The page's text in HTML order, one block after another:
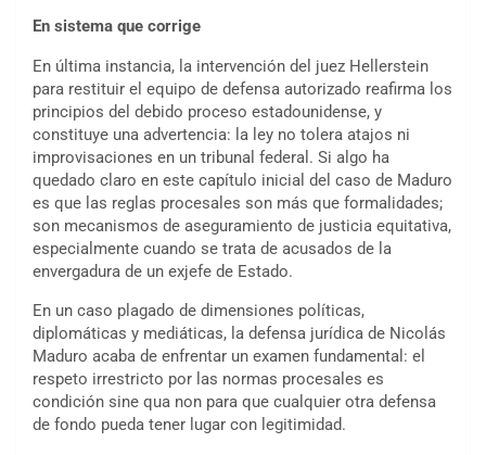
En sistema que corrige
En última instancia, la intervención del juez Hellerstein
para restituir el equipo de defensa autorizado reafirma los
principios del debido proceso estadounidense, y
constituye una advertencia: la ley no tolera atajos ni
improvisaciones en un tribunal federal. Si algo ha
quedado claro en este capítulo inicial del caso de Maduro
es que las reglas procesales son más que formalidades;
son mecanismos de aseguramiento de justicia equitativa,
especialmente cuando se trata de acusados de la
envergadura de un exjefe de Estado.
En un caso plagado de dimensiones políticas,
diplomáticas y mediáticas, la defensa jurídica de Nicolás
Maduro acaba de enfrentar un examen fundamental: el
respeto irrestricto por las normas procesales es
condición sine qua non para que cualquier otra defensa
de fondo pueda tener lugar con legitimidad.